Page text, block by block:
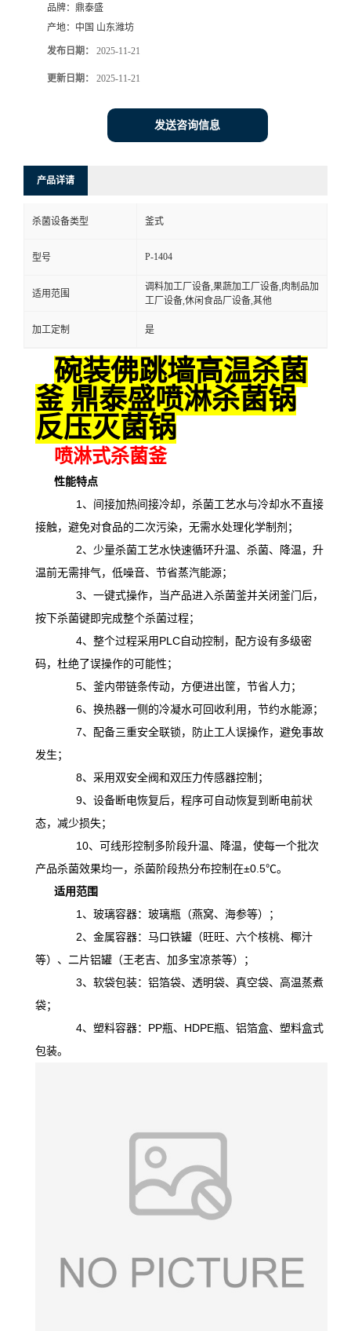
品牌： 鼎泰盛
产地： 中国 山东潍坊
发布日期： 2025-11-21
更新日期： 2025-11-21
发送咨询信息
产品详请
杀菌设备类型 釜式
型号 P-1404
适用范围
调料加工厂设备,果蔬加工厂设备,肉制品加
工厂设备,休闲食品厂设备,其他
加工定制 是
碗装佛跳墙高温杀菌
釜 鼎泰盛喷淋杀菌锅
反压灭菌锅
喷淋式杀菌釜
性能特点
1、间接加热间接冷却，杀菌工艺水与冷却水不直接
接触，避免对食品的二次污染，无需水处理化学制剂；
2、少量杀菌工艺水快速循环升温、杀菌、降温，升
温前无需排气，低噪音、节省蒸汽能源；
3、一键式操作，当产品进入杀菌釜并关闭釜门后，
按下杀菌键即完成整个杀菌过程；
4、整个过程采用PLC自动控制，配方设有多级密
码，杜绝了误操作的可能性；
5、釜内带链条传动，方便进出筐，节省人力；
6、换热器一侧的冷凝水可回收利用，节约水能源；
7、配备三重安全联锁，防止工人误操作，避免事故
发生；
8、采用双安全阀和双压力传感器控制；
9、设备断电恢复后，程序可自动恢复到断电前状
态，减少损失；
10、可线形控制多阶段升温、降温， 使每一个批次
产品杀菌效果均一，杀菌阶段热分布控制在±0.5℃。
适用范围
1、玻璃容器：玻璃瓶（燕窝、海参等）；
2、金属容器：马口铁罐（旺旺、六个核桃、椰汁
等）、二片铝罐（王老吉、加多宝凉茶等）；
3、软袋包装：铝箔袋、透明袋、真空袋、高温蒸煮
袋；
4、塑料容器：PP瓶、HDPE瓶、铝箔盒、塑料盒式
包装。